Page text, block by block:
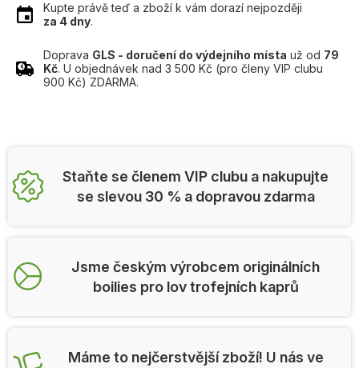
Kupte právě teď a zboží k vám dorazí nejpozději
za 4 dny.
Doprava GLS - doručení do výdejního místa už od 79
Kč. U objednávek nad 3 500 Kč (pro členy VIP clubu
900 Kč) ZDARMA.
Staňte se členem VIP clubu a nakupujte
se slevou 30 % a dopravou zdarma
Jsme českým výrobcem originálních
boilies pro lov trofejních kaprů
Máme to nejčerstvější zboží! U nás ve